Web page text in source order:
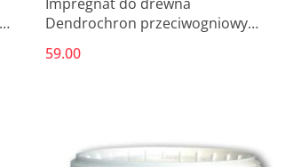
Dendrochron przeciwogniowy
59.00